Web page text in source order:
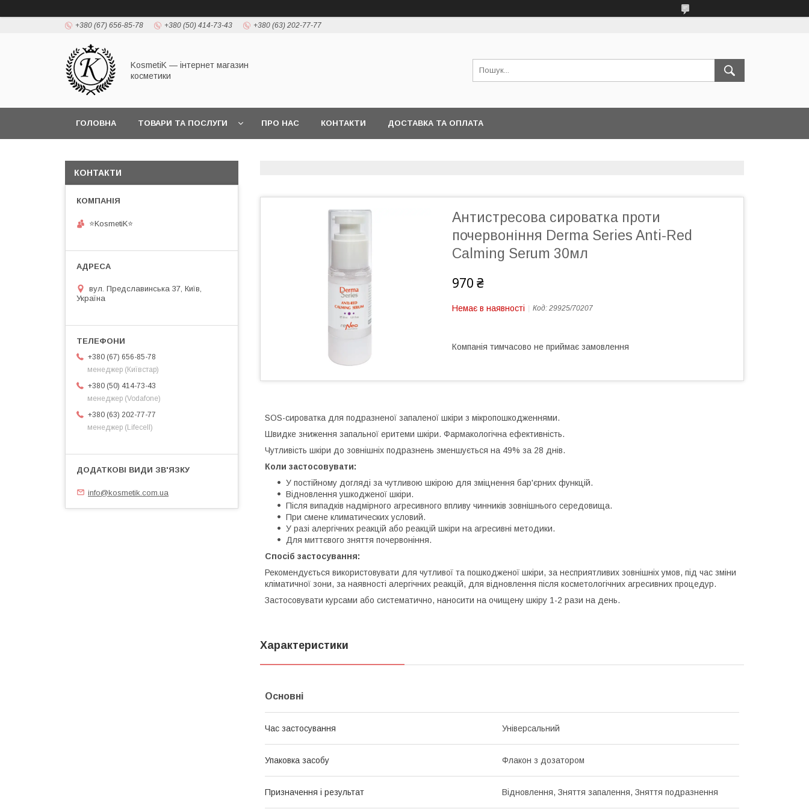
+380 (67) 656-85-78 +380 (50) 414-73-43 +380 (63) 202-77-77
KosmetiK — інтернет магазин
косметики
ГОЛОВНА ТОВАРИ ТА ПОСЛУГИ ПРО НАС КОНТАКТИ ДОСТАВКА ТА ОПЛАТА
Антистресова сироватка проти
почервоніння Derma Series Anti-Red
Calming Serum 30мл
970 ₴
Немає в наявності Код: 29925/70207
Компанія тимчасово не приймає замовлення
SOS-сироватка для подразненої запаленої шкіри з мікропошкодженнями.
Швидке зниження запальної еритеми шкіри. Фармакологічна ефективність.
Чутливість шкіри до зовнішніх подразнень зменшується на 49% за 28 днів.
Коли застосовувати:
У постійному догляді за чутливою шкірою для зміцнення бар'єрних функцій.
Відновлення ушкодженої шкіри.
Після випадків надмірного агресивного впливу чинників зовнішнього середовища.
При смене климатических условий.
У разі алергічних реакцій або реакцій шкіри на агресивні методики.
Для миттєвого зняття почервоніння.
Спосіб застосування:
Рекомендується використовувати для чутливої та пошкодженої шкіри, за несприятливих зовнішніх умов, під час зміни
кліматичної зони, за наявності алергічних реакцій, для відновлення після косметологічних агресивних процедур.
Застосовувати курсами або систематично, наносити на очищену шкіру 1-2 рази на день.
Характеристики
Основні
Час застосування Універсальний
Упаковка засобу Флакон з дозатором
Призначення і результат Відновлення, Зняття запалення, Зняття подразнення
КОНТАКТИ
⭐KosmetiK⭐
вул. Предславинська 37, Київ,
Україна
+380 (67) 656-85-78
менеджер (Київстар)
+380 (50) 414-73-43
менеджер (Vodafone)
+380 (63) 202-77-77
менеджер (Lifecell)
info@kosmetik.com.ua